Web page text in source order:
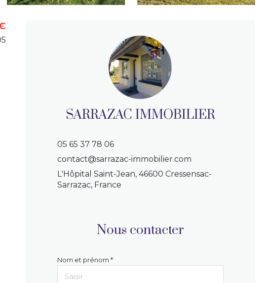
SARRAZAC IMMOBILIER
05 65 37 78 06
contact@sarrazac-immobilier.com
L'Hôpital Saint-Jean, 46600 Cressensac-
Sarrazac, France
Nous contacter
Nom et prénom *